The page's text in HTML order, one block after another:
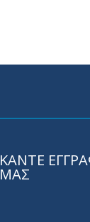
ΚΑΝΤΕ
ΜΑΣ